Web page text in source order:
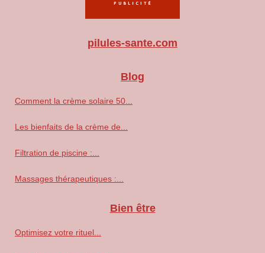
pilules-sante.com
Blog
Comment la crème solaire 50...
Les bienfaits de la crème de...
Filtration de piscine :...
Massages thérapeutiques :...
Bien être
Optimisez votre rituel...